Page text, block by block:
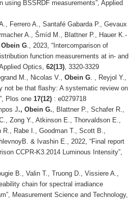
using BSSRDF measurements”, Applied
Ferrero A., Santafé Gabarda P., Gevaux
A., Šmíd M., Blattner P., Hauer K.-
Obein G ., 2023, “Intercomparison of
function measurements at in- and
Optics, 62(13) , 3320-3329
M., Nicolas V., Obein G . , Reyjol Y.,
not be that flashy: A systematic review on
Plos one 17(12) : e0279718
J., Obein G. , Blattner P., Schafer R.,
Zong Y., Atkinson E., Thorvaldson E.,
Rabe I., Goodman T., Scott B.,
& Ivashin E., 2022, “Final report
CCPR-K3.2014 Luminous Intensity”,
B., Valin T., Truong D., Vissiere A.,
chain for spectral irradiance
Measurement Science and Technology,